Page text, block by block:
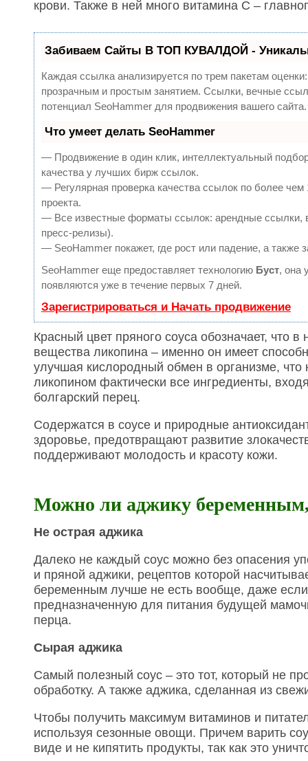
крови. Также в ней много витамина С –
Забиваем Сайты В ТОП КУВАЛДОЙ -
Каждая ссылка анализируется по трем пакетам
прозрачным и простым занятием. Ссылки, вечные
потенциал SeoHammer для продвижения вашего сайта.
Что умеет делать SeoHammer
— Продвижение в один клик, интеллектуальный
качества у лучших бирж ссылок.
— Регулярная проверка качества ссылок по более
проекта.
— Все известные форматы ссылок: арендные ссылки,
пресс-релизы).
— SeoHammer покажет, где рост или падение, а также
SeoHammer еще предоставляет технологию Буст, она
появляются уже в течение первых 7 дней.
Зарегистрироваться и Начать продвижение
Красный цвет пряного соуса обозначает, что
вещества ликопина – именно он имеет
улучшая кислородный обмен в организме,
ликопином фактически все ингредиенты,
болгарский перец.
Содержатся в соусе и природные
здоровье, предотвращают развитие
поддерживают молодость и красоту кожи.
Можно ли аджику
Не острая аджика
Далеко не каждый соус можно без опасения
и пряной аджики, рецептов которой
беременным лучше не есть вообще, даже
предназначенную для питания будущей
перца.
Сырая аджика
Самый полезный соус – это тот, который не
обработку. А также аджика, сделанная из
Чтобы получить максимум витаминов и
используя сезонные овощи. Причем варить
виде и не кипятить продукты, так как это